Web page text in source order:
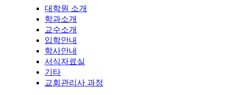
대학원 소개
학과소개
교수소개
입학안내
학사안내
서식자료실
기타
교회관리사 과정